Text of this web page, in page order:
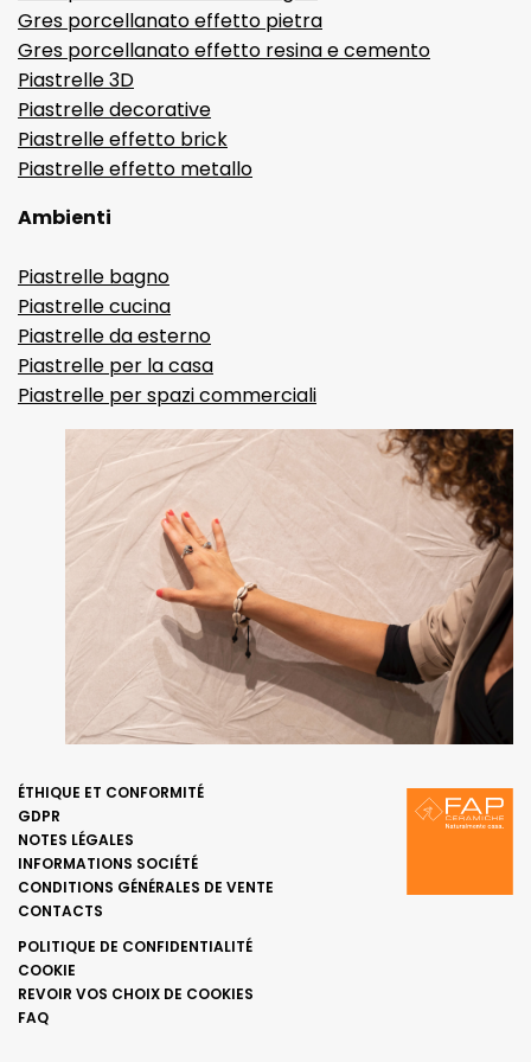
Gres porcellanato effetto pietra
Gres porcellanato effetto resina e cemento
Piastrelle 3D
Piastrelle decorative
Piastrelle effetto brick
Piastrelle effetto metallo
Ambienti
Piastrelle bagno
Piastrelle cucina
Piastrelle da esterno
Piastrelle per la casa
Piastrelle per spazi commerciali
ÉTHIQUE ET CONFORMITÉ
GDPR
NOTES LÉGALES
INFORMATIONS SOCIÉTÉ
CONDITIONS GÉNÉRALES DE VENTE
CONTACTS
POLITIQUE DE CONFIDENTIALITÉ
COOKIE
REVOIR VOS CHOIX DE COOKIES
FAQ